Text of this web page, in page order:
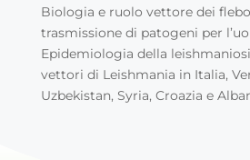
Biologia e ruolo vettore dei
trasmissione di patogeni per
Epidemiologia della
vettori di Leishmania in Italia,
Uzbekistan, Syria, Croazia e